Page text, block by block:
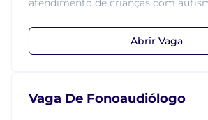
atendimento de crianças com
Abrir Vaga
Vaga De Fonoaudiólogo